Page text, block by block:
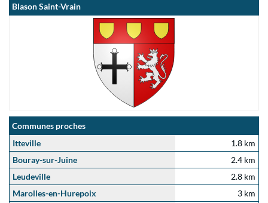
Blason Saint-Vrain
Communes proches
Itteville
1.8 km
Bouray-sur-Juine
2.4 km
Leudeville
2.8 km
Marolles-en-Hurepoix
3 km